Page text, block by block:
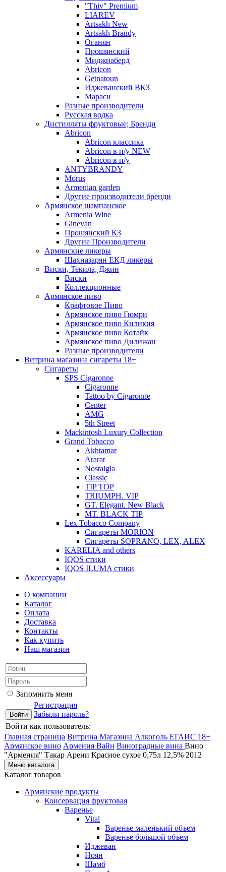
"Thiv" Premium
LIAREV
Artsakh New
Artsakh Brandy
Оганян
Прошянский
Миджнаберд
Abricon
Getnatoun
Иджеванский ВКЗ
Мараси
Разные производители
Русская водка
Дистилляты фруктовые; Бренди
Abricon
Abricon классика
Abricon в п/у NEW
Abricon в п/у
ANTYBRANDY
Morus
Armenian garden
Другие производители бренди
Армянское шампанское
Armenia Wine
Ginevan
Прошянский КЗ
Другие Производители
Армянские ликеры
Шахназарян ЕКД ликеры
Виски, Текила, Джин
Виски
Коллекционные
Армянское пиво
Крафтовое Пиво
Армянское пиво Гюмри
Армянское пиво Киликия
Армянское пиво Котайк
Армянское пиво Дилижан
Разные производители
Витрина магазина сигареты 18+
Cигареты
SPS Cigaronne
Сigaronne
Tattoo by Cigaronne
Center
AMG
5th Street
Mackintosh Luxury Collection
Grand Tobacco
Akhtamar
Ararat
Nostalgia
Classic
TIP TOP
TRIUMPH. VIP
GT. Elegant. New Black
MT. BLACK TIP
Lex Tobacco Company
Сигареты MORION
Сигареты SOPRANO, LEX, ALEX
KARELIA and others
IQOS стики
IQOS ILUMA стики
Аксессуары
О компании
Каталог
Оплата
Доставка
Контакты
Как купить
Наш магазин
Запомнить меня
Регистрация
Забыли пароль?
Войти как пользователь:
Главная страница Витрина Магазина Алкоголь ЕГАИС 18+
Армянское вино Армения Вайн Виноградные вина Вино
"Армения" Такар Арени Красное сухое 0,75л 12,5% 2012
Меню каталога
Каталог товаров
Армянские продукты
Консервация фруктовая
Варенье
Vital
Варенье маленький объем
Варенье большой объем
Иджеван
Ноян
Шамб